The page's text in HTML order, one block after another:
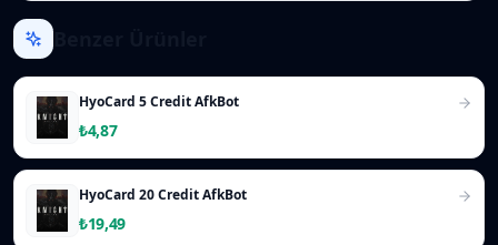
HyoCard 5 Credit AfkBot
₺4,87
HyoCard 20 Credit AfkBot
₺19,49